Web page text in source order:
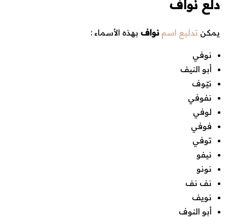
دلع نواف
يمكن تدليع اسم نواف بهذه الأسماء :
نوفي
أبو النيف
نيّوف
نفوفي
لوفي
فوفي
توفي
نيفو
نونو
نف نف
نويف
أبو النوف